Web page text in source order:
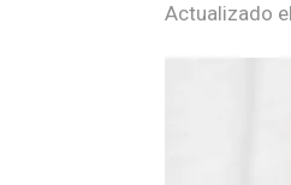
Actualizado el